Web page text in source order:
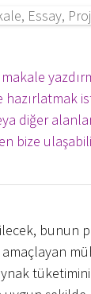
diğer
bize
bunun